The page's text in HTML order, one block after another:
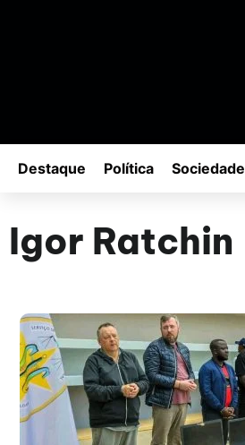
Destaque Política Sociedade
Igor Ratchin